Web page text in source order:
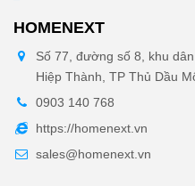
HOMENEXT
Số 77, đường số 8, khu
Hiệp Thành, TP Thủ Dầu
0903 140 768
https://homenext.vn
sales@homenext.vn